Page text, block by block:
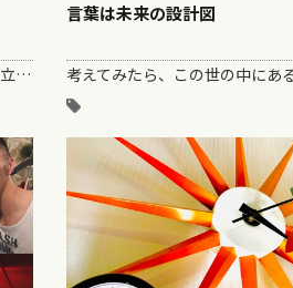
たまに言われる「音楽するって何の役に立つの？」って。 確かに、考えてみると音楽って直接お腹が満たされるわけでもないし、お金が増えるわ…
言葉は未来の設計図